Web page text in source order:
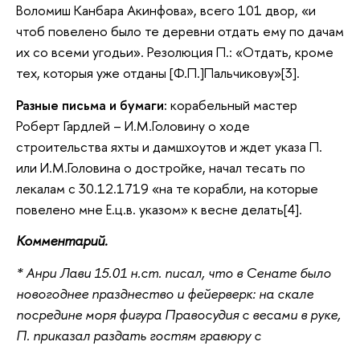
Воломиш Канбара Акинфова», всего 101 двор, «и
чтоб повелено было те деревни отдать ему по дачам
их со всеми угодьи». Резолюция П.: «Отдать, кроме
тех, которыя уже отданы [Ф.П.]Пальчикову»[3].
Разные письма и бумаги: корабельный мастер
Роберт Гардлей – И.М.Головину о ходе
строительства яхты и дамшхоутов и ждет указа П.
или И.М.Головина о достройке, начал тесать по
лекалам с 30.12.1719 «на те корабли, на которые
повелено мне Е.ц.в. указом» к весне делать[4].
Комментарий.
* Анри Лави 15.01 н.ст. писал, что в Сенате было
новогоднее празднество и фейерверк: на скале
посредине моря фигура Правосудия с весами в руке,
П. приказал раздать гостям гравюру с